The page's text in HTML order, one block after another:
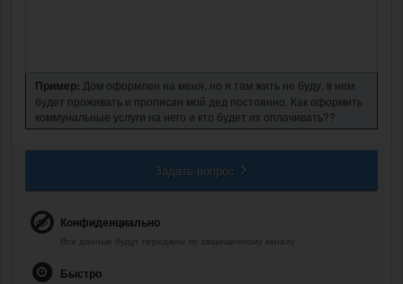
Пример: Дом оформлен на меня, но я там жить не буду, в нем
будет проживать и прописан мой дед постоянно. Как оформить
коммунальные услуги на него и кто будет их оплачивать??
Задать вопрос
Конфиденциально
Все данные будут переданы по защищенному каналу.
Быстро